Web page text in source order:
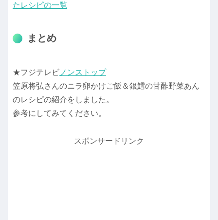
たレシピの一覧
まとめ
★フジテレビ ノンストップ
笠原将弘さんのニラ卵かけご飯＆銀鱈の甘酢野菜あん
のレシピの紹介をしました。
参考にしてみてください。
スポンサードリンク